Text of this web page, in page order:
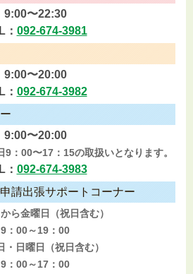
9:00〜22:30
： 092-674-3981
9:00〜20:00
： 092-674-3982
9:00〜20:00
9：00〜17：15の取扱いとなります。
： 092-674-3983
請出張サポートコーナー
から金曜日（祝日含む）
9：00～19：00
・日曜日（祝日含む）
9：00～17：00